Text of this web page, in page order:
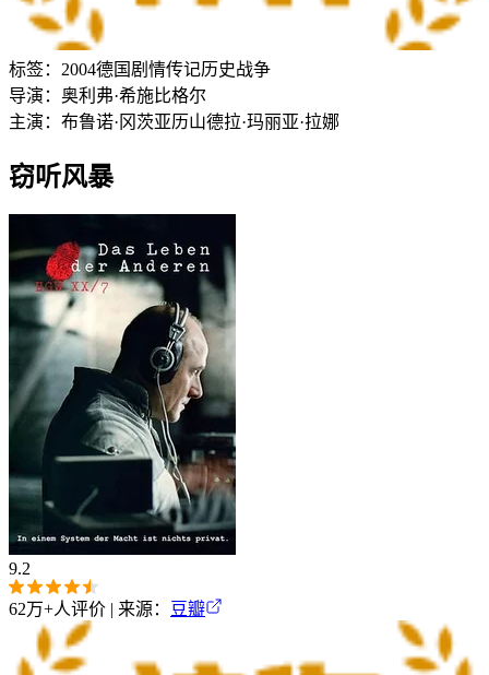
标签： 2004德国 剧情传记历史战争
导演： 奥利弗·希施比格尔
主演： 布鲁诺·冈茨亚历山德拉·玛丽亚·拉娜
窃听风暴
9.2
62万+人评价 | 来源： 豆瓣